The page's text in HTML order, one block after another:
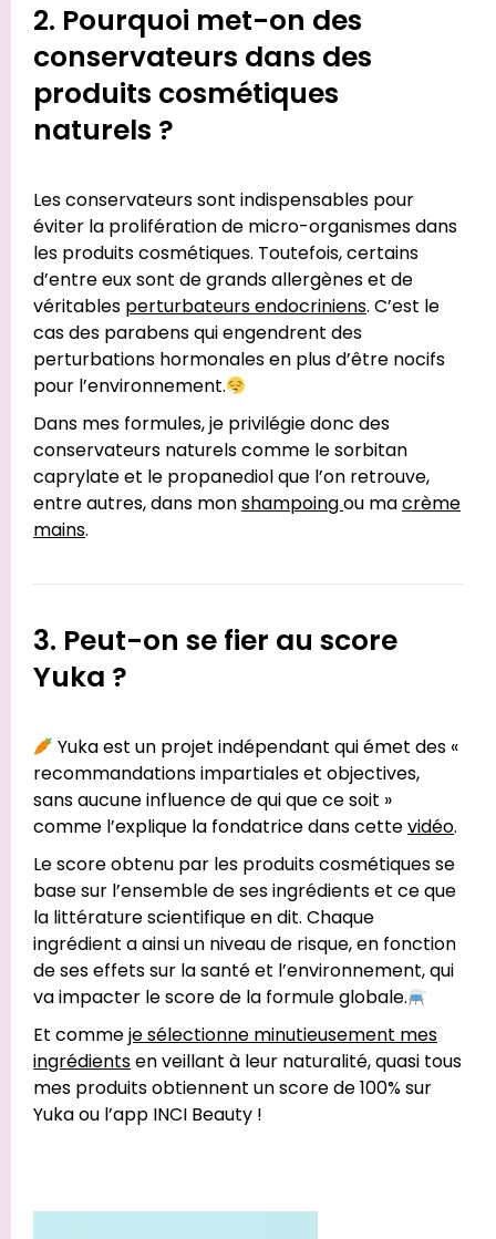
2. Pourquoi met-on des
conservateurs dans des
produits cosmétiques
naturels ?
Les conservateurs sont indispensables pour
éviter la prolifération de micro-organismes dans
les produits cosmétiques. Toutefois, certains
d’entre eux sont de grands allergènes et de
véritables perturbateurs endocriniens. C’est le
cas des parabens qui engendrent des
perturbations hormonales en plus d’être nocifs
pour l’environnement.
Dans mes formules, je privilégie donc des
conservateurs naturels comme le sorbitan
caprylate et le propanediol que l’on retrouve,
entre autres, dans monshampoingou macrème
mains.
3. Peut-on se fier au score
Yuka ?
Yuka est un projet indépendant qui émet des «
recommandations impartiales et objectives,
sans aucune influence de qui que ce soit »
comme l’explique la fondatrice dans cettevidéo.
Le score obtenu par les produits cosmétiques se
base sur l’ensemble de ses ingrédients et ce que
la littérature scientifique en dit. Chaque
ingrédient a ainsi un niveau de risque, en fonction
de ses effets sur la santé et l’environnement, qui
va impacter le score de la formule globale.
Et commeje sélectionne minutieusement mes
ingrédientsen veillant à leur naturalité, quasi tous
mes produits obtiennent un score de 100% sur
Yuka ou l’app INCI Beauty !